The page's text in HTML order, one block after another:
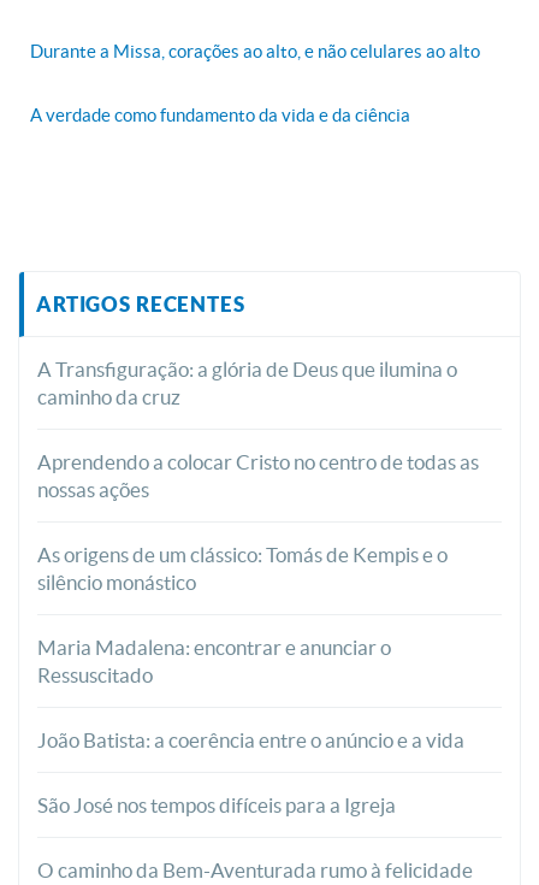
Durante a Missa, corações ao alto, e não celulares ao alto
A verdade como fundamento da vida e da ciência
ARTIGOS RECENTES
A Transfiguração: a glória de Deus que ilumina o
caminho da cruz
Aprendendo a colocar Cristo no centro de todas as
nossas ações
As origens de um clássico: Tomás de Kempis e o
silêncio monástico
Maria Madalena: encontrar e anunciar o
Ressuscitado
João Batista: a coerência entre o anúncio e a vida
São José nos tempos difíceis para a Igreja
O caminho da Bem-Aventurada rumo à felicidade